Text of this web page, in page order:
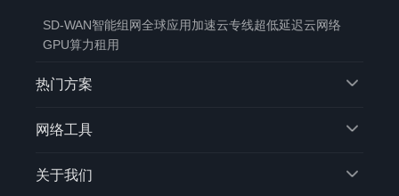
SD-WAN智能组网全球应用加速云专线超低延迟云网络
GPU算力租用
热门方案
网络工具
关于我们